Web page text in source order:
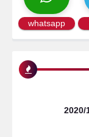
whatsapp